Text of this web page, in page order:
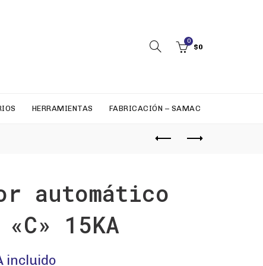
0
$0
HERRAMIENTAS FABRICACIÓN – SAMAC
automático
«C» 15KA
incluido